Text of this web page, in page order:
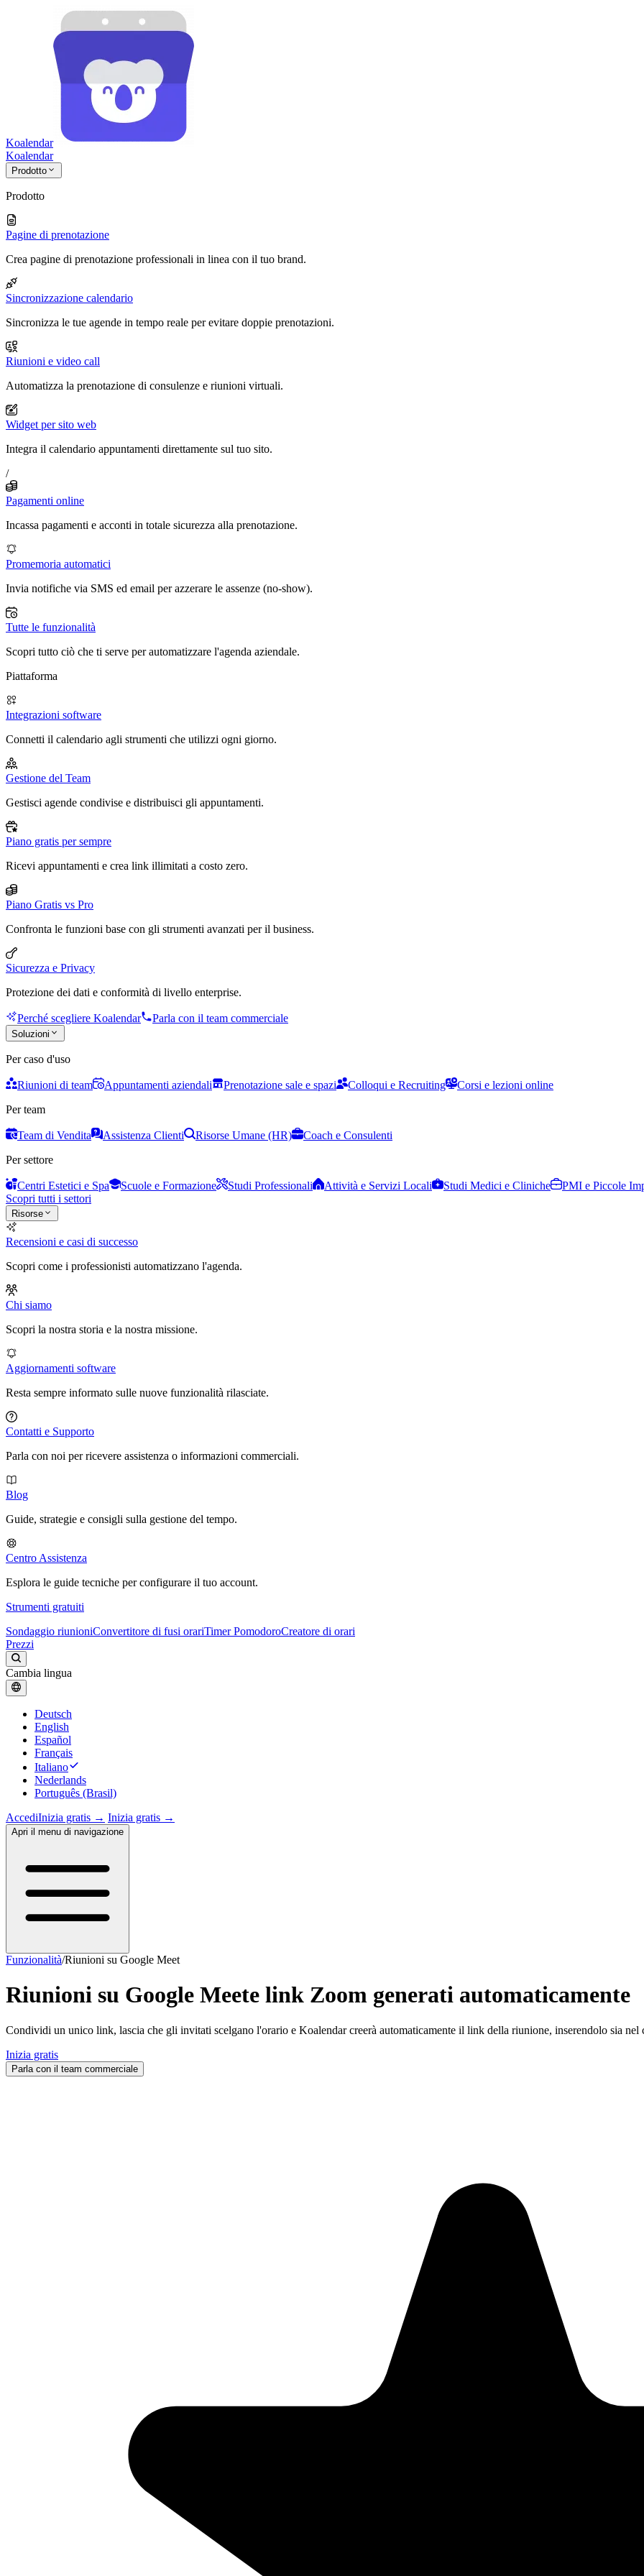
Koalendar
Koalendar
Prodotto
Prodotto
Pagine di prenotazione
Crea pagine di prenotazione professionali in linea con il tuo brand.
Sincronizzazione calendario
Sincronizza le tue agende in tempo reale per evitare doppie prenotazioni.
Riunioni e video call
Automatizza la prenotazione di consulenze e riunioni virtuali.
Widget per sito web
Integra il calendario appuntamenti direttamente sul tuo sito.
/
Pagamenti online
Incassa pagamenti e acconti in totale sicurezza alla prenotazione.
Promemoria automatici
Invia notifiche via SMS ed email per azzerare le assenze (no-show).
Tutte le funzionalità
Scopri tutto ciò che ti serve per automatizzare l'agenda aziendale.
Piattaforma
Integrazioni software
Connetti il calendario agli strumenti che utilizzi ogni giorno.
Gestione del Team
Gestisci agende condivise e distribuisci gli appuntamenti.
Piano gratis per sempre
Ricevi appuntamenti e crea link illimitati a costo zero.
Piano Gratis vs Pro
Confronta le funzioni base con gli strumenti avanzati per il business.
Sicurezza e Privacy
Protezione dei dati e conformità di livello enterprise.
Perché scegliere Koalendar Parla con il team commerciale
Soluzioni
Per caso d'uso
Riunioni di team Appuntamenti aziendali Prenotazione sale e spazi Colloqui e Recruiting
Corsi e lezioni online
Per team
Team di Vendita Assistenza Clienti Risorse Umane (HR)
Coach e Consulenti
Per settore
Centri Estetici e Spa Scuole e Formazione Studi Professionali Attività e Servizi Locali Studi Medici e Cliniche
PMI e Piccole
Scopri tutti i settori
Risorse
Recensioni e casi di successo
Scopri come i professionisti automatizzano l'agenda.
Chi siamo
Scopri la nostra storia e la nostra missione.
Aggiornamenti software
Resta sempre informato sulle nuove funzionalità rilasciate.
Contatti e Supporto
Parla con noi per ricevere assistenza o informazioni commerciali.
Blog
Guide, strategie e consigli sulla gestione del tempo.
Centro Assistenza
Esplora le guide tecniche per configurare il tuo account.
Strumenti gratuiti
Sondaggio riunioniConvertitore di fusi orariTimer PomodoroCreatore di orari
Prezzi
Cambia lingua
Deutsch
English
Español
Français
Italiano
Nederlands
Português (Brasil)
AccediInizia gratis → Inizia gratis →
Apri il menu di navigazione
Funzionalità/Riunioni su Google Meet
Riunioni su Google Meete link Zoom generati automaticamente
Condividi un unico link, lascia che gli invitati scelgano l'orario e Koalendar creerà automaticamente il link della riunione, inserendolo sia nel
Inizia gratis
Parla con il team commerciale